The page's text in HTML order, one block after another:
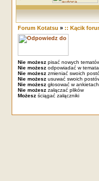
Forum Kotatsu » :: Kącik
Nie możeszpisać nowych
Nie możeszodpowiadać w
Nie możeszzmieniać swoich
Nie możeszusuwać swoich
Nie możeszgłosować w ankietach
Nie możeszzałączać plików
Możeszściągać załączniki